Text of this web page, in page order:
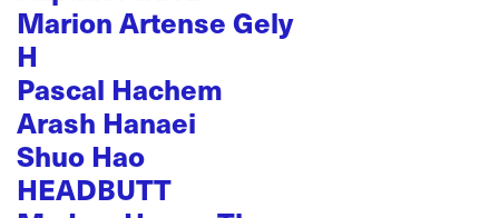
Marion Artense Gely
H
Pascal Hachem
Arash Hanaei
Shuo Hao
HEADBUTT